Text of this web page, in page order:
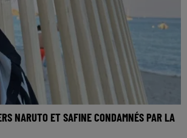
NARUTO ET SAFINE CONDAMNÉS PAR LA